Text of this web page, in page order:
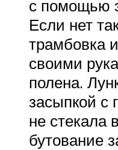
с помощью
Если нет
трамбовка
своими
полена.
засыпкой с
не стекала
бутование